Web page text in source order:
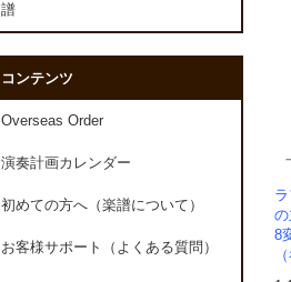
8
譜
コンテンツ
Overseas Order
演奏計画カレンダー
初めての方へ（楽譜について）
お客様サポート（よくある質問）